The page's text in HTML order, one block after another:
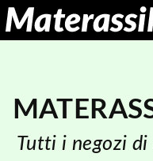
Tutti i negozi di